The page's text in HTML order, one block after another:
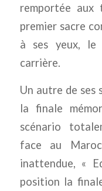
remportée aux
premier sacre
à ses yeux, le
carrière.
Un autre de ses
la finale
scénario
face au
inattendue, «
position la